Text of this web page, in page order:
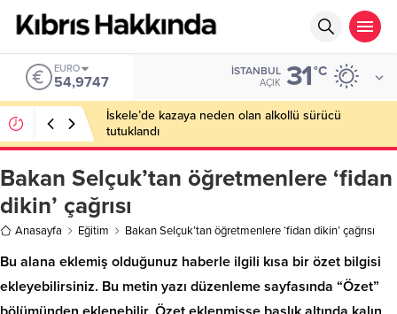
EURO
54,9747
İSTANBUL
AÇIK 31°C
İskele’de kazaya neden olan alkollü sürücü
tutuklandı
Bakan Selçuk’tan öğretmenlere ‘fidan
dikin’ çağrısı
Anasayfa Eğitim Bakan Selçuk’tan öğretmenlere ‘fidan dikin’ çağrısı
Bu alana eklemiş olduğunuz haberle ilgili kısa bir özet bilgisi
ekleyebilirsiniz. Bu metin yazı düzenleme sayfasında “Özet”